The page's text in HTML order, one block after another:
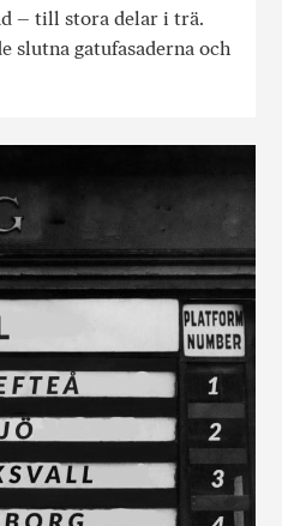
– till stora delar i trä.
slutna gatufasaderna och